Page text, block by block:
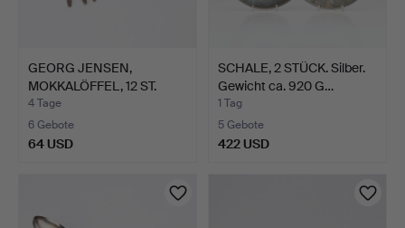
GEORG JENSEN,
MOKKALÖFFEL, 12 ST.
Sterling…
4 Tage
6 Gebote
64 USD
SCHALE, 2 STÜCK. Silber.
Gewicht ca. 920 G…
1 Tag
5 Gebote
422 USD